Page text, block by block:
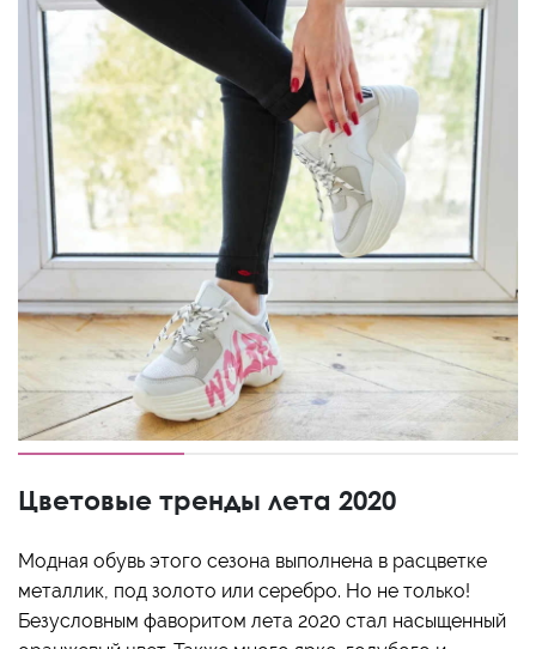
Цветовые тренды лета 2020
Модная обувь этого сезона выполнена в расцветке
металлик, под золото или серебро. Но не только!
Безусловным фаворитом лета 2020 стал насыщенный